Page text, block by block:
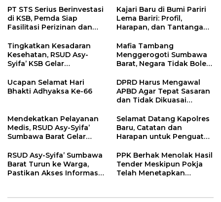
PT STS Serius Berinvestasi
di KSB, Pemda Siap
Fasilitasi Perizinan dan
Regulasi
Kajari Baru di Bumi Pariri
Lema Bariri: Profil,
Harapan, dan Tantangan
Tingkatkan Kesadaran
Kesehatan, RSUD Asy-
Syifa’ KSB Gelar
Melitus pada Lansia
Mafia Tambang
Menggerogoti Sumbawa
Barat, Negara Tidak Boleh
hingga WNA
Ucapan Selamat Hari
Bhakti Adhyaksa Ke-66
DPRD Harus Mengawal
APBD Agar Tepat Sasaran
dan Tidak Dikuasai
Tertentu
Mendekatkan Pelayanan
Medis, RSUD Asy-Syifa’
Sumbawa Barat Gelar
Kesehatan di Taliwang
Selamat Datang Kapolres
Baru, Catatan dan
Harapan untuk Penguatan
RSUD Asy-Syifa’ Sumbawa
Barat Turun ke Warga,
Pastikan Akses Informasi
PPK Berhak Menolak Hasil
Tender Meskipun Pokja
Telah Menetapkan